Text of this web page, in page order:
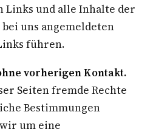
Links und alle Inhalte der
uns angemeldeten
führen.
vorherigen Kontakt.
Seiten fremde Rechte
Bestimmungen
um eine